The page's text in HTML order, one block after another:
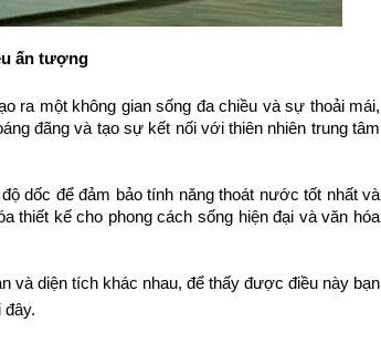
ấn tượng
ra một không gian sống đa chiều và sự thoải mái,
đãng và tạo sự kết nối với thiên nhiên trung tâm
dốc để đảm bảo tính năng thoát nước tốt nhất và
thiết kế cho phong cách sống hiện đại và văn hóa
và diện tích khác nhau, để thấy được điều này bạn